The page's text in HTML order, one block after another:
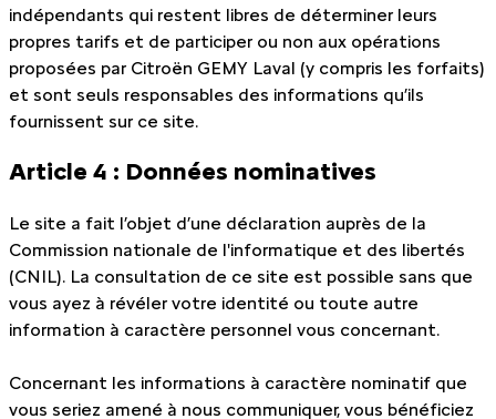
indépendants qui restent libres de déterminer leurs
propres tarifs et de participer ou non aux opérations
proposées par Citroën GEMY Laval (y compris les forfaits)
et sont seuls responsables des informations qu’ils
fournissent sur ce site.
Article 4 : Données nominatives
Le site a fait l’objet d’une déclaration auprès de la
Commission nationale de l'informatique et des libertés
(CNIL). La consultation de ce site est possible sans que
vous ayez à révéler votre identité ou toute autre
information à caractère personnel vous concernant.
Concernant les informations à caractère nominatif que
vous seriez amené à nous communiquer, vous bénéficiez